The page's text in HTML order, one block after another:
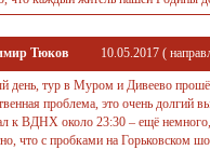
Тюков 10.05.2017 (
день, тур в Муром и Дивеево
проблема, это очень долгий
к ВДНХ около 23:30 – ещё
что с пробками на Горьковском